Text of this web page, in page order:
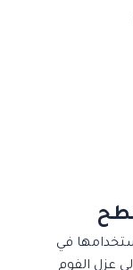
في
عزل الفوم